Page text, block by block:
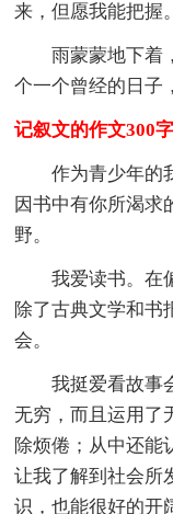
来，但愿我能把握。
雨蒙蒙地下着
个一个曾经的日
记叙文的作文300
作为青少年的
因书中有你所渴求
野。
我爱读书。在
除了古典文学和书
会。
我挺爱看故事
无穷，而且运用了
除烦倦；从中还能
让我了解到社会所
识，也能很好的开